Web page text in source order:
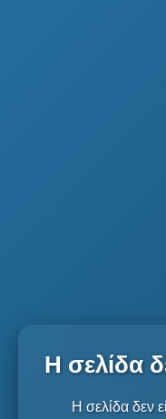
Η σελίδα
Η σελίδα δεν